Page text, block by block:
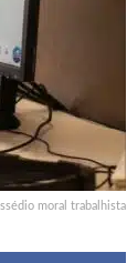
moral trabalhista